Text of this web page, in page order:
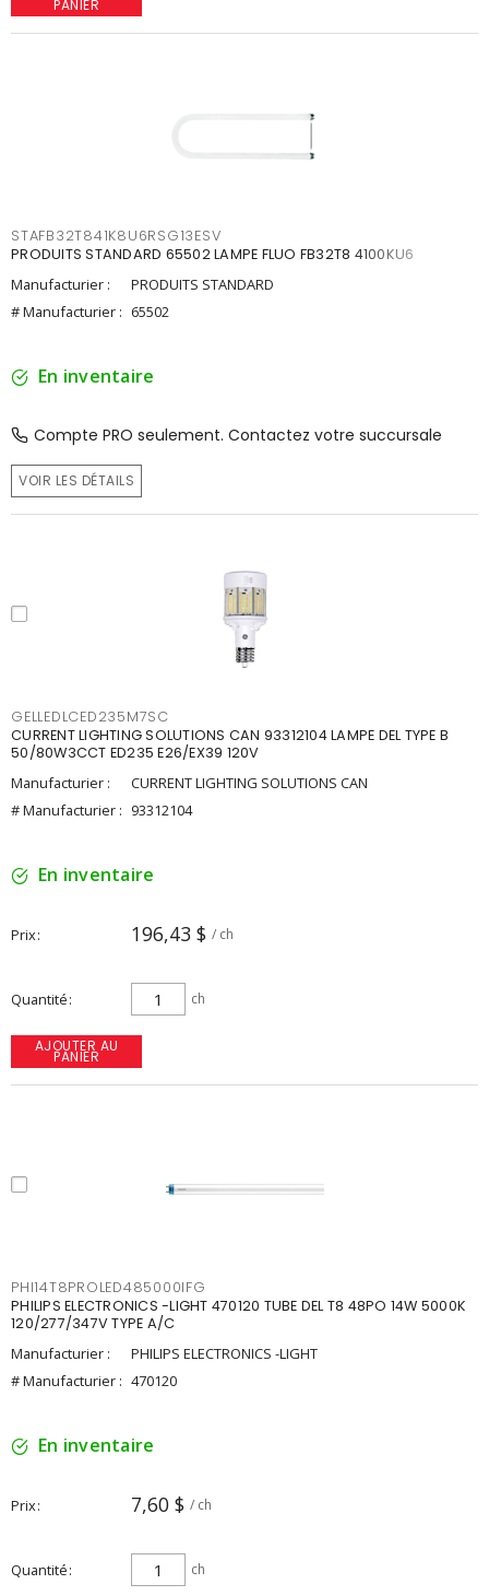
PANIER
STAFB32T841K8U6RSG13ESV
PRODUITS STANDARD 65502 LAMPE FLUO FB32T8 4100KU6
Manufacturier :
PRODUITS STANDARD
# Manufacturier : 65502
En inventaire
Compte PRO seulement. Contactez votre succursale
VOIR LES DÉTAILS
GELLEDLCED235M7SC
CURRENT LIGHTING SOLUTIONS CAN 93312104 LAMPE DEL TYPE B
50/80W3CCT ED235 E26/EX39 120V
Manufacturier :
CURRENT LIGHTING SOLUTIONS CAN
# Manufacturier : 93312104
En inventaire
Prix 196,43 $ / ch
Quantité ch
AJOUTER AU
PANIER
PHI14T8PROLED485000IFG
PHILIPS ELECTRONICS -LIGHT 470120 TUBE DEL T8 48PO 14W 5000K
120/277/347V TYPE A/C
Manufacturier :
PHILIPS ELECTRONICS -LIGHT
# Manufacturier : 470120
En inventaire
Prix 7,60 $ / ch
Quantité ch